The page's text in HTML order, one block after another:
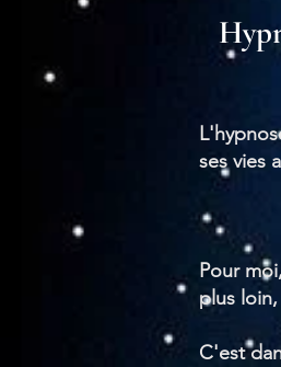
ses vies
Pour
plus
C'est